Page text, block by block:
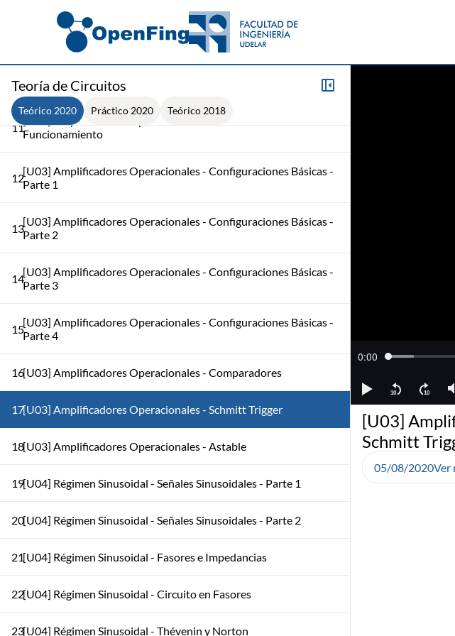
Teoría de Circuitos
Teórico 2020 Práctico 2020 Teórico 2018
[U02] Teoremas de Circuitos - Teorema de Norton y Aplicaciones
[U02] Teoremas de Circuitos - Teorema deTellegen
10[U03] Amplificadores Operacionales - Introducción
11 [U03] Amplificadores Operacionales - Modos de
Funcionamiento
12[U03] Amplificadores Operacionales - Configuraciones Básicas -
Parte 1
13[U03] Amplificadores Operacionales - Configuraciones Básicas -
Parte 2
14[U03] Amplificadores Operacionales - Configuraciones Básicas -
Parte 3
15[U03] Amplificadores Operacionales - Configuraciones Básicas -
Parte 4
16[U03] Amplificadores Operacionales - Comparadores
17[U03] Amplificadores Operacionales - Schmitt Trigger
18[U03] Amplificadores Operacionales - Astable
19[U04] Régimen Sinusoidal - Señales Sinusoidales - Parte 1
20[U04] Régimen Sinusoidal - Señales Sinusoidales - Parte 2
21[U04] Régimen Sinusoidal - Fasores e Impedancias
22[U04] Régimen Sinusoidal - Circuito en Fasores
23[U04] Régimen Sinusoidal - Thévenin y Norton
[U03]
Schmitt
05/08/2020Ver